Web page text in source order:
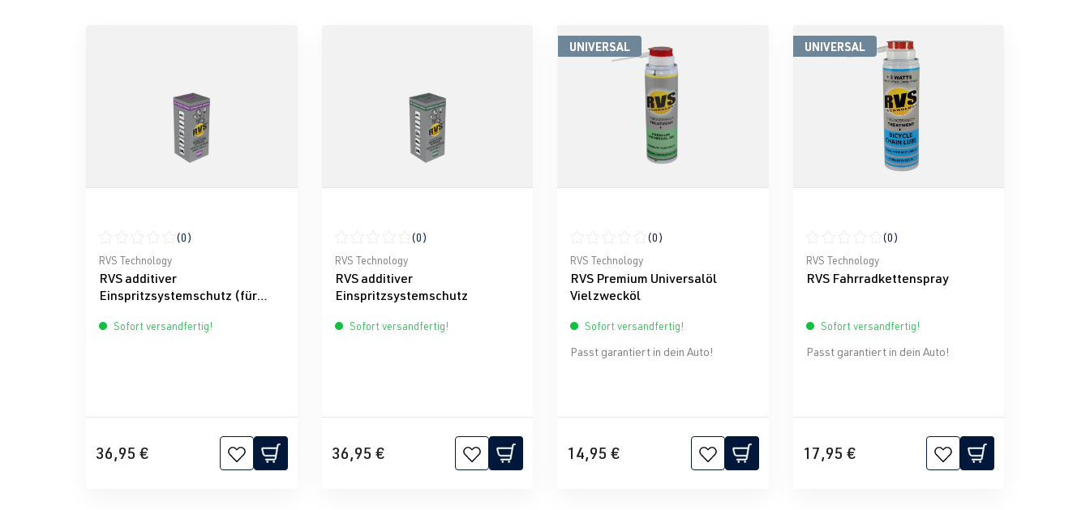
Durchschnittliche Bewertung von 0 von 5 Sternen
(0)
RVS Technology
RVS additiver
Einspritzsystemschutz (für
Sofort versandfertig!
36,95 €
Durchschnittliche Bewertung von 0 von 5 Sternen
(0)
RVS Technology
RVS additiver
Einspritzsystemschutz
Sofort versandfertig!
36,95 €
UNIVERSAL
Durchschnittliche Bewertung von 0 von 5 Sternen
(0)
RVS Technology
RVS Premium Universalöl
Vielzwecköl
Sofort versandfertig!
Passt garantiert in dein Auto!
14,95 €
UNIVERSAL
Durchschnittliche Bewertung von 0 von 5 Sternen
(0)
RVS Technology
RVS Fahrradkettenspray
Sofort versandfertig!
Passt garantiert in dein Auto!
17,95 €